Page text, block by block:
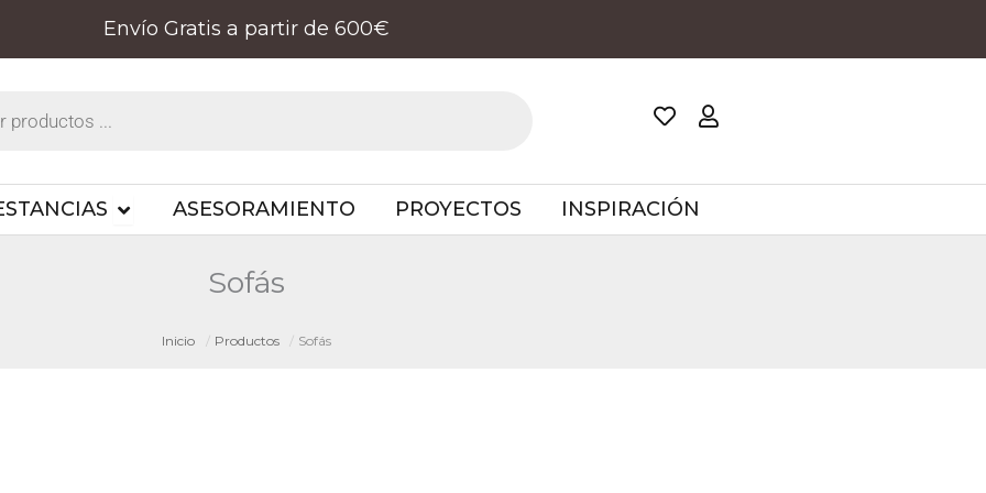
Envío Gratis a partir de 600€
OPEN ESTANCIAS
ASESORAMIENTO PROYECTOS INSPIRACIÓN
Sofás
Inicio Productos Sofás